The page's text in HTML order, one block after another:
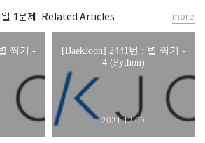
1문제' Related Articles
찍기 -
[BaekJoon] 2441번 : 별 찍기 -
4 (Python)
2021.12.09
more